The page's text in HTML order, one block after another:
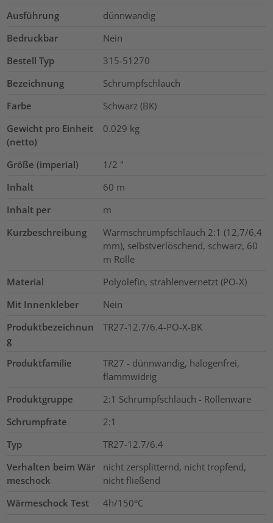
Ausführung
dünnwandig
Bedruckbar
Nein
Bestell Typ
315-51270
Bezeichnung
Schrumpfschlauch
Farbe
Schwarz (BK)
Gewicht pro Einheit
(netto)
0.029 kg
Größe (imperial) 1/2 "
Inhalt
60 m
Inhalt per
m
Kurzbeschreibung
Warmschrumpfschlauch 2:1 (12,7/6,4
mm), selbstverlöschend, schwarz, 60
m Rolle
Material
Polyolefin, strahlenvernetzt (PO-X)
Mit Innenkleber
Nein
Produktbezeichnun
g
TR27-12.7/6.4-PO-X-BK
Produktfamilie
TR27 - dünnwandig, halogenfrei,
flammwidrig
Produktgruppe
2:1 Schrumpfschlauch - Rollenware
Schrumpfrate
2:1
Typ
TR27-12.7/6.4
Verhalten beim Wär
meschock
nicht zersplitternd, nicht tropfend,
nicht fließend
Wärmeschock Test
4h/150°C